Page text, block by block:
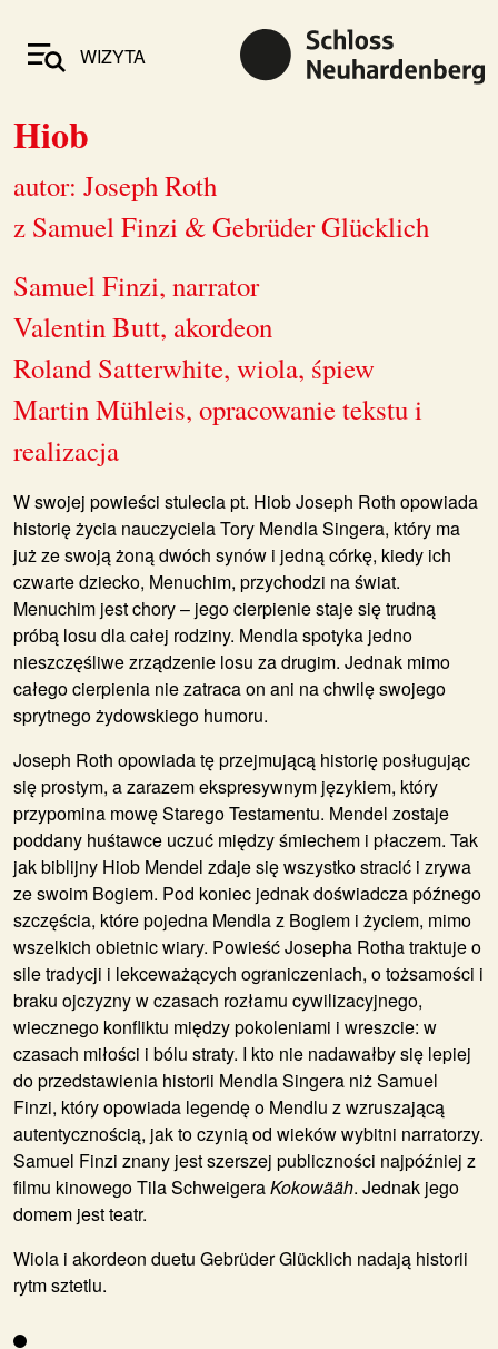
WIZYTA
Hiob
autor: Joseph Roth
z Samuel Finzi & Gebrüder Glücklich
Samuel Finzi, narrator
Valentin Butt, akordeon
Roland Satterwhite, wiola, śpiew
Martin Mühleis, opracowanie tekstu i
realizacja
W swojej powieści stulecia pt. Hiob Joseph Roth opowiada
historię życia nauczyciela Tory Mendla Singera, który ma
już ze swoją żoną dwóch synów i jedną córkę, kiedy ich
czwarte dziecko, Menuchim, przychodzi na świat.
Menuchim jest chory – jego cierpienie staje się trudną
próbą losu dla całej rodziny. Mendla spotyka jedno
nieszczęśliwe zrządzenie losu za drugim. Jednak mimo
całego cierpienia nie zatraca on ani na chwilę swojego
sprytnego żydowskiego humoru.
Joseph Roth opowiada tę przejmującą historię posługując
się prostym, a zarazem ekspresywnym językiem, który
przypomina mowę Starego Testamentu. Mendel zostaje
poddany huśtawce uczuć między śmiechem i płaczem. Tak
jak biblijny Hiob Mendel zdaje się wszystko stracić i zrywa
ze swoim Bogiem. Pod koniec jednak doświadcza późnego
szczęścia, które pojedna Mendla z Bogiem i życiem, mimo
wszelkich obietnic wiary. Powieść Josepha Rotha traktuje o
sile tradycji i lekceważących ograniczeniach, o tożsamości i
braku ojczyzny w czasach rozłamu cywilizacyjnego,
wiecznego konfliktu między pokoleniami i wreszcie: w
czasach miłości i bólu straty. I kto nie nadawałby się lepiej
do przedstawienia historii Mendla Singera niż Samuel
Finzi, który opowiada legendę o Mendlu z wzruszającą
autentycznością, jak to czynią od wieków wybitni narratorzy.
Samuel Finzi znany jest szerszej publiczności najpóźniej z
filmu kinowego Tila SchweigeraKokowääh. Jednak jego
domem jest teatr.
Wiola i akordeon duetu Gebrüder Glücklich nadają historii
rytm sztetlu.